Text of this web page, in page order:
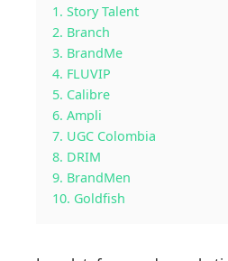
1. Story Talent
2. Branch
3. BrandMe
4. FLUVIP
5. Calibre
6. Ampli
7. UGC Colombia
8. DRIM
9. BrandMen
10. Goldfish